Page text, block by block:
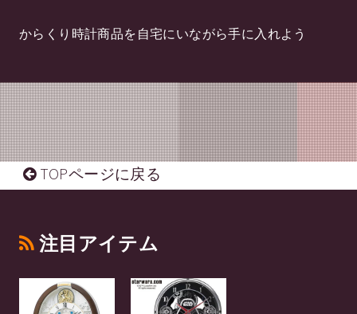
からくり時計商品を自宅にいながら手に入れよう
TOPページに戻る
注目アイテム